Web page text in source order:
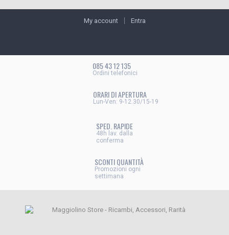
My account Entra
085 43 12 135
Ordini telefonici
ORARI DI APERTURA
Lun-Ven: 9-12.30/15-19
SPED. RAPIDE
48h lav. dalla
conferma
SCONTI QUANTITÀ
Promozioni ogni
settimana